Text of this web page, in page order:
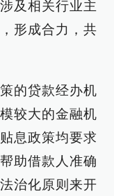
及相关行业主
形成合力，共
的贷款经办机
较大的金融机
息政策均要求
助借款人准确
治化原则来开